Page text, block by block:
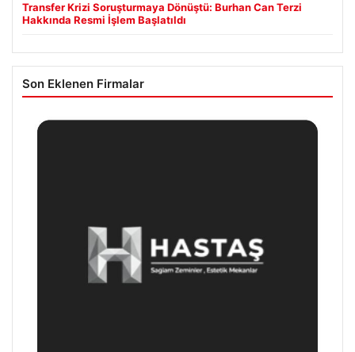
Transfer Krizi Soruşturmaya Dönüştü: Burhan Can Terzi
Hakkında Resmi İşlem Başlatıldı
Son Eklenen Firmalar